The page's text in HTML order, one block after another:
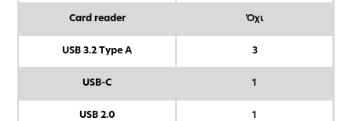
Card reader Όχι
USB 3.2 Type A 3
USB-C 1
USB 2.0 1